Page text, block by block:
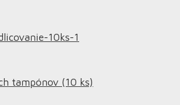
tampónov (10 ks)